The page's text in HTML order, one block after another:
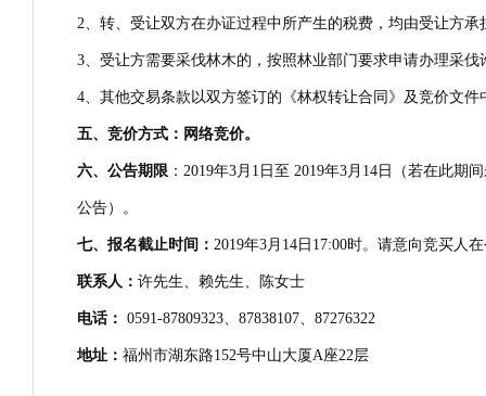
2、转、受让双方在办证过程中所产生的税费，均由受让方承
3、受让方需要采伐林木的，按照林业部门要求申请办理采
4、其他交易条款以双方签订的《林权转让合同》及竞价文件
五、竞价方式：网络竞价。
六、公告期限 ：2019年3月1日至 2019年3月14日（若在此
公告）。
七、报名截止时间： 2019年3月14日17:00时。请意向竞买人
联系人： 许先生、赖先生、陈女士
电话： 0591-87809323、87838107、87276322
地址： 福州市湖东路152号中山大厦A座22层